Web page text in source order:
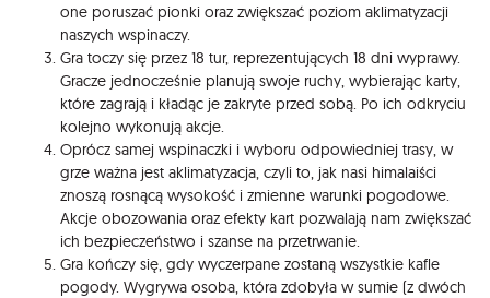
one poruszać pionki oraz zwiększać poziom aklimatyzacji
naszych wspinaczy.
Gra toczy się przez 18 tur, reprezentujących 18 dni wyprawy.
Gracze jednocześnie planują swoje ruchy, wybierając karty,
które zagrają i kładąc je zakryte przed sobą. Po ich odkryciu
kolejno wykonują akcje.
Oprócz samej wspinaczki i wyboru odpowiedniej trasy, w
grze ważna jest aklimatyzacja, czyli to, jak nasi himalaiści
znoszą rosnącą wysokość i zmienne warunki pogodowe.
Akcje obozowania oraz efekty kart pozwalają nam zwiększać
ich bezpieczeństwo i szanse na przetrwanie.
Gra kończy się, gdy wyczerpane zostaną wszystkie kafle
pogody. Wygrywa osoba, która zdobyła w sumie (z dwóch